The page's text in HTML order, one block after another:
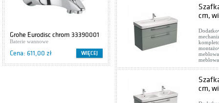
Grohe Eurodisc chrom 33390001
Baterie wannowe
Cena: 611,00 zł WIĘCEJ
Cersanit IBIZA S504-009
Szafki podumywalkowe
Cena: 416,00 zł WIĘCEJ
cm,
cm,